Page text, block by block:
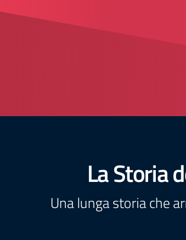
La Storia
Una lunga storia che